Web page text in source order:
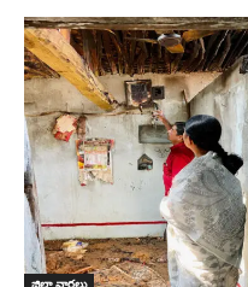
జిల్లా వార్త‌లు